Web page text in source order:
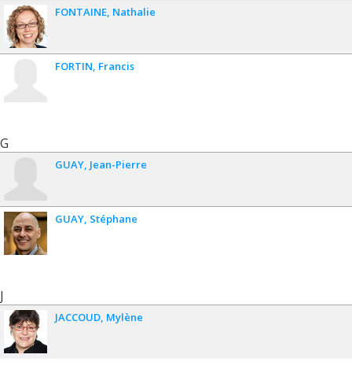
FONTAINE Nathalie
FORTIN Francis
G
GUAY Jean-Pierre
GUAY Stéphane
J
JACCOUD Mylène